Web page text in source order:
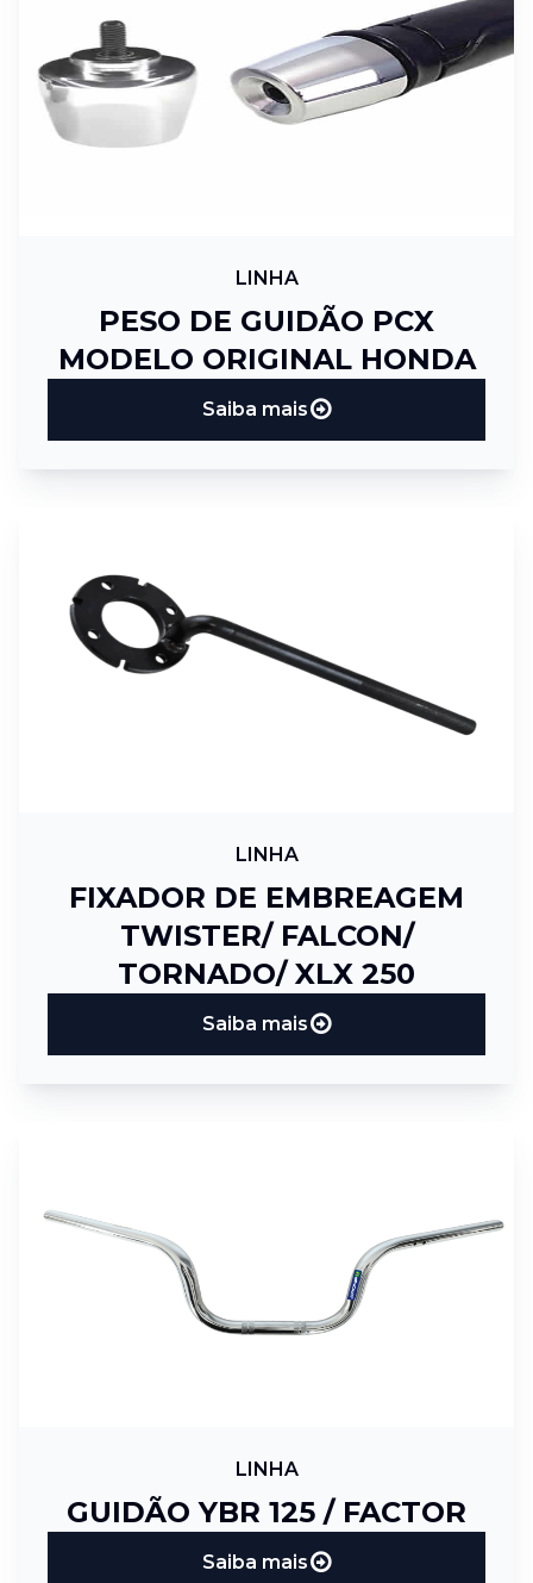
LINHA
PESO DE GUIDÃO PCX
MODELO ORIGINAL HONDA
Saiba mais
LINHA
FIXADOR DE EMBREAGEM
TWISTER/ FALCON/
TORNADO/ XLX 250
Saiba mais
LINHA
GUIDÃO YBR 125 / FACTOR
Saiba mais